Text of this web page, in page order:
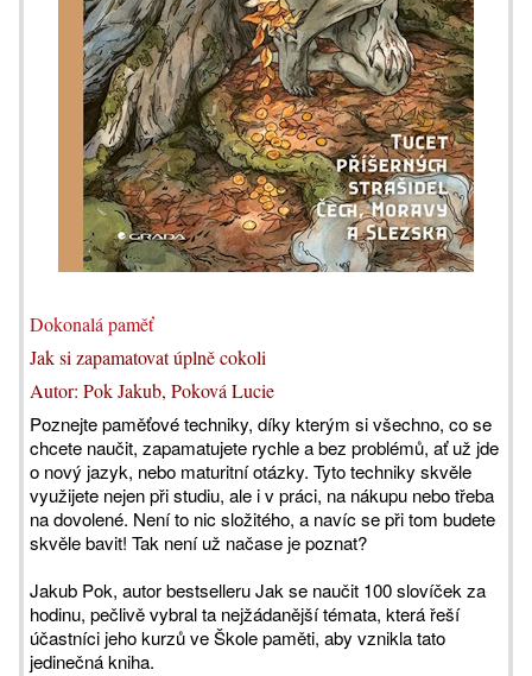
Dokonalá paměť
Jak si zapamatovat úplně cokoli
Autor: Pok Jakub, Poková Lucie
Poznejte paměťové techniky, díky kterým si všechno, co se
chcete naučit, zapamatujete rychle a bez problémů, ať už jde
o nový jazyk, nebo maturitní otázky. Tyto techniky skvěle
využijete nejen při studiu, ale i v práci, na nákupu nebo třeba
na dovolené. Není to nic složitého, a navíc se při tom budete
skvěle bavit! Tak není už načase je poznat?
Jakub Pok, autor bestselleru Jak se naučit 100 slovíček za
hodinu, pečlivě vybral ta nejžádanější témata, která řeší
účastníci jeho kurzů ve Škole paměti, aby vznikla tato
jedinečná kniha.